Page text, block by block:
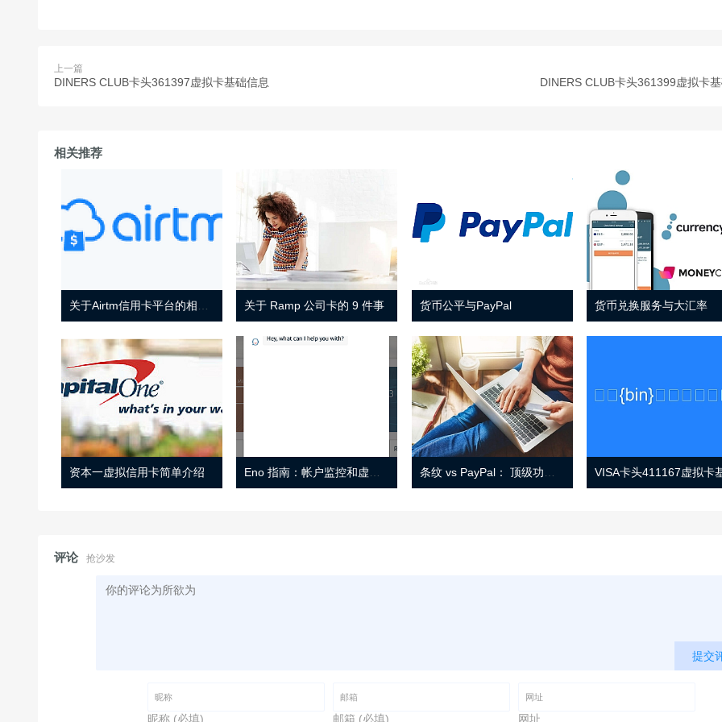
上一篇
DINERS CLUB卡头361397虚拟卡基础信息 DINERS CLUB卡头361399虚拟卡
相关推荐
关于 Ramp 公司卡的 9 件事 货币公平与PayPal 货币兑换服务与大汇率
资本一虚拟信用卡简单介绍
评论 抢沙发
提交
昵称 (必填) 邮箱 (必填) 网址